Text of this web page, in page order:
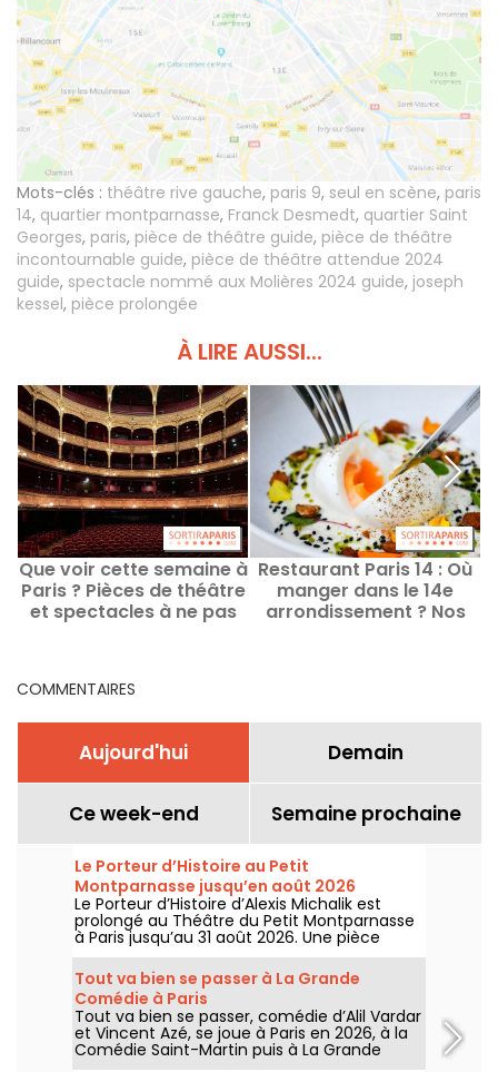
Mots-clés : théâtre rive gauche, paris 9, seul en scène, paris
14, quartier montparnasse, Franck Desmedt, quartier Saint
Georges, paris, pièce de théâtre guide, pièce de théâtre
incontournable guide, pièce de théâtre attendue 2024
guide, spectacle nommé aux Molières 2024 guide, joseph
kessel, pièce prolongée
À LIRE AUSSI...
Que voir cette semaine à
Paris ? Pièces de théâtre
et spectacles à ne pas
Restaurant Paris 14 : Où
manger dans le 14e
arrondissement ? Nos
COMMENTAIRES
Aujourd'hui Demain
Ce week-end Semaine prochaine
Le Porteur d’Histoire au Petit
Montparnasse jusqu’en août 2026
Le Porteur d’Histoire d’Alexis Michalik est
prolongé au Théâtre du Petit Montparnasse
à Paris jusqu’au 31 août 2026. Une pièce
d’aventure entre mystère, récit historique et
chasse au trésor littéraire.
Tout va bien se passer à La Grande
Comédie à Paris
Tout va bien se passer, comédie d’Alil Vardar
et Vincent Azé, se joue à Paris en 2026, à la
Comédie Saint-Martin puis à La Grande
Comédie, avec une intrigue de mariage qui